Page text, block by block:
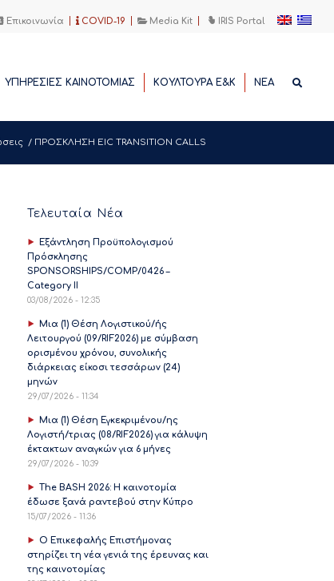
Επικοινωνία COVID-19 Media Kit IRIS Portal
ΥΠΗΡΕΣΙΕΣ ΚΑΙΝΟΤΟΜΙΑΣ ΚΟΥΛΤΟΥΡΑ Ε&Κ ΝΕΑ
/ ΠΡΟΣΚΛΗΣΗ EIC TRANSITION CALLS
Τελευταία Νέα
Εξάντληση Προϋπολογισμού
Πρόσκλησης
SPONSORSHIPS/COMP/0426 –
Category II
03/08/2026 - 12:35
Μια (1) Θέση Λογιστικού/ής
Λειτουργού (09/RIF2026) με σύμβαση
ορισμένου χρόνου, συνολικής
διάρκειας είκοσι τεσσάρων (24)
μηνών
29/07/2026 - 11:34
Μια (1) Θέση Εγκεκριμένου/ης
Λογιστή/τριας (08/RIF2026) για κάλυψη
έκτακτων αναγκών για 6 μήνες
29/07/2026 - 10:39
The BASH 2026: Η καινοτομία
έδωσε ξανά ραντεβού στην Κύπρο
15/07/2026 - 11:36
Ο Επικεφαλής Επιστήμονας
στηρίζει τη νέα γενιά της έρευνας και
της καινοτομίας